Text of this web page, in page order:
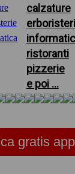
calzature
ristoranti
pizzerie
e poi ...
gratis app